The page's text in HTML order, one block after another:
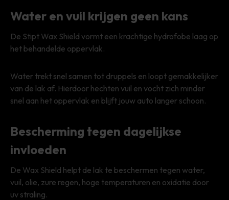
Water en vuil krijgen geen kans
De Stipt Wax Shield vormt een krachtige hydrofobe laag op
het behandelde oppervlak.
Water trekt snel samen tot druppels en loopt gemakkelijker
van de lak af. Hierdoor hechten vuil en vocht zich minder
snel aan het oppervlak en blijft jouw auto langer schoon.
Bescherming tegen dagelijkse
invloeden
De Wax Shield helpt de lak te beschermen tegen water,
vuil, olie, zure regen, hoge temperaturen en oxidatie door
uv straling.